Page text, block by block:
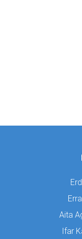
Aita
Ifar